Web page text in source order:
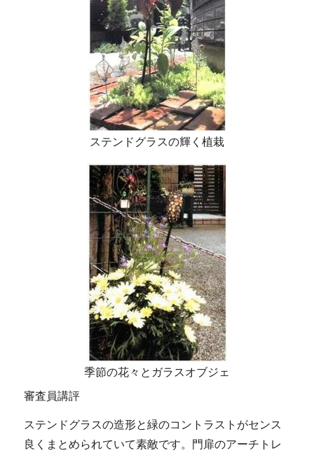
ステンドグラスの輝く植栽
季節の花々とガラスオブジェ
審査員講評
ステンドグラスの造形と緑のコントラストがセンス
良くまとめられていて素敵です。門扉のアーチトレ